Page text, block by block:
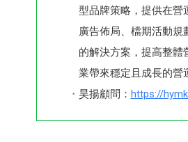
型品牌策略，提供在營
廣告佈局、檔期活動規
的解決方案，提高整體
業帶來穩定且成長的營
昊揚顧問： https://